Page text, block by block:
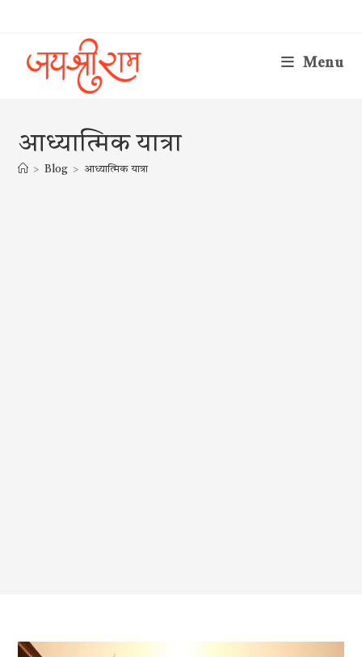
Menu
आध्यात्मिक यात्रा
> Blog > आध्यात्मिक यात्रा